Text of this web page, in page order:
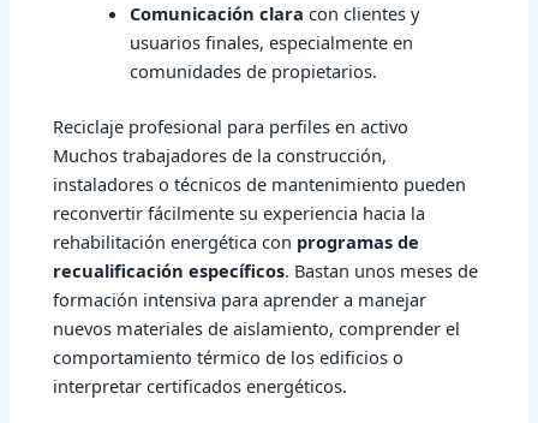
Comunicación clara con clientes y
usuarios finales, especialmente en
comunidades de propietarios.
Reciclaje profesional para perfiles en activo
Muchos trabajadores de la construcción,
instaladores o técnicos de mantenimiento pueden
reconvertir fácilmente su experiencia hacia la
rehabilitación energética con programas de
recualificación específicos. Bastan unos meses de
formación intensiva para aprender a manejar
nuevos materiales de aislamiento, comprender el
comportamiento térmico de los edificios o
interpretar certificados energéticos.